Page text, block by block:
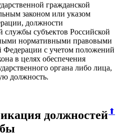
гражданской
законом или указом
должности
службы субъектов Российской
нормативными правовыми
Федерации с учетом положений
в целях обеспечения
органа либо лица,
должность.
⬆
должностей